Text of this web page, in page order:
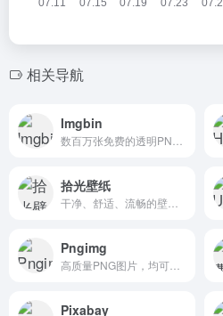
相关导航
Imgbin
拾光壁纸
Pngimg
Pixabay